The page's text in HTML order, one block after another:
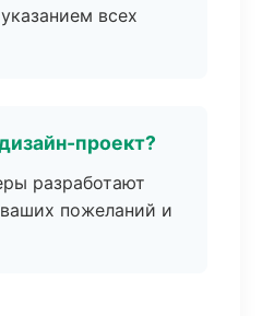
всех
проект?
разработают
пожеланий и